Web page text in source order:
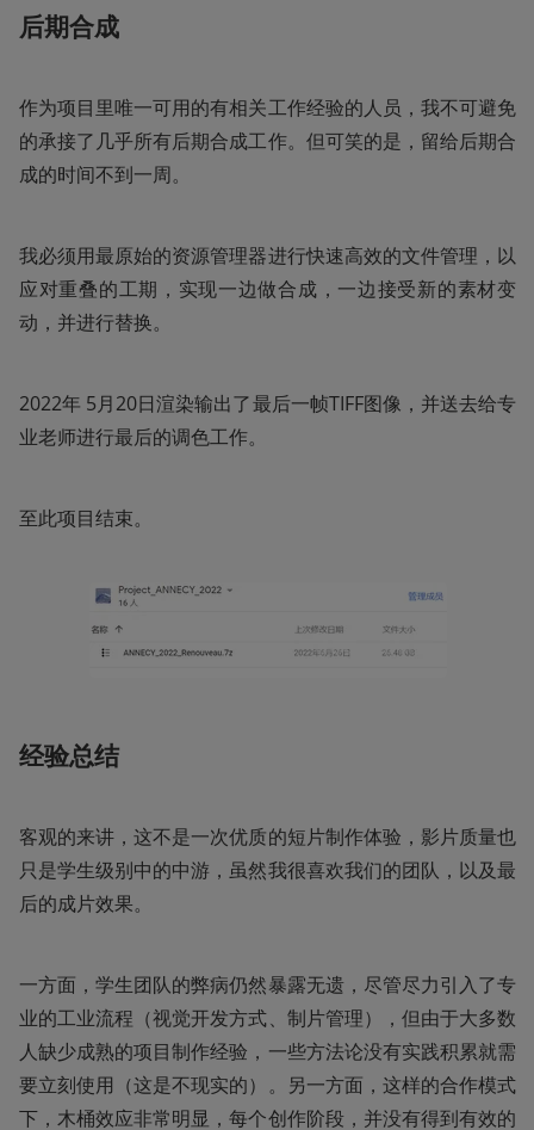
后期合成
作为项目里唯一可用的有相关工作经验的人员，我不可避免
的承接了几乎所有后期合成工作。但可笑的是，留给后期合
成的时间不到一周。
我必须用最原始的资源管理器进行快速高效的文件管理，以
应对重叠的工期，实现一边做合成，一边接受新的素材变
动，并进行替换。
2022年 5月20日渲染输出了最后一帧TIFF图像，并送去给专
业老师进行最后的调色工作。
至此项目结束。
经验总结
客观的来讲，这不是一次优质的短片制作体验，影片质量也
只是学生级别中的中游，虽然我很喜欢我们的团队，以及最
后的成片效果。
一方面，学生团队的弊病仍然暴露无遗，尽管尽力引入了专
业的工业流程（视觉开发方式、制片管理），但由于大多数
人缺少成熟的项目制作经验，一些方法论没有实践积累就需
要立刻使用（这是不现实的）。另一方面，这样的合作模式
下，木桶效应非常明显，每个创作阶段，并没有得到有效的